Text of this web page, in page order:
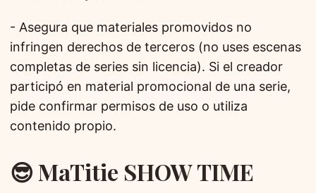
- Asegura que materiales promovidos no
infringen derechos de terceros (no uses escenas
completas de series sin licencia). Si el creador
participó en material promocional de una serie,
pide confirmar permisos de uso o utiliza
contenido propio.
😎 MaTitie SHOW TIME